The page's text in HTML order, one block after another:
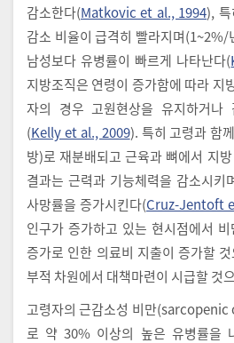
감소한다(Matkovic et al., 1994), 특
감소 비율이 급격히 빨라지며(1~2%/
남성보다 유병률이 빠르게 나타난다(
지방조직은 연령이 증가함에 따라 지
자의 경우 고원현상을 유지하거나
(Kelly et al., 2009). 특히 고령과 함
방)로 재분배되고 근육과 뼈에서 지
결과는 근력과 기능체력을 감소시키
사망률을 증가시킨다(Cruz-Jentoft
인구가 증가하고 있는 현시점에서
증가로 인한 의료비 지출이 증가할
부적 차원에서 대책마련이 시급할 것
고령자의 근감소성 비만
로 약 30% 이상의 높은 유병률을